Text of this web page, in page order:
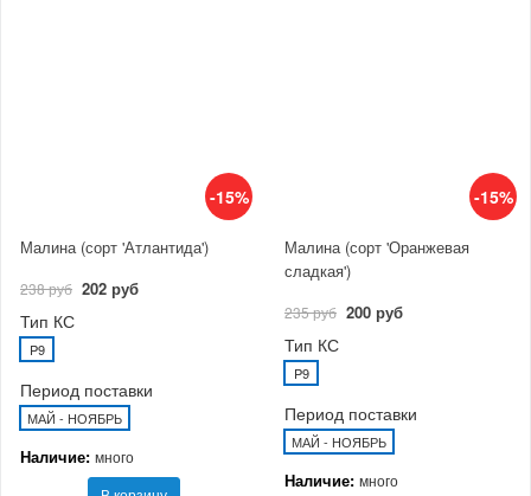
-15%
Малина (сорт 'Атлантида')
238 руб 202 руб
Тип КС
P9
Период поставки
МАЙ - НОЯБРЬ
Наличие: много
-15%
Малина (сорт 'Оранжевая
сладкая')
235 руб 200 руб
Тип КС
P9
Период поставки
МАЙ - НОЯБРЬ
Наличие: много